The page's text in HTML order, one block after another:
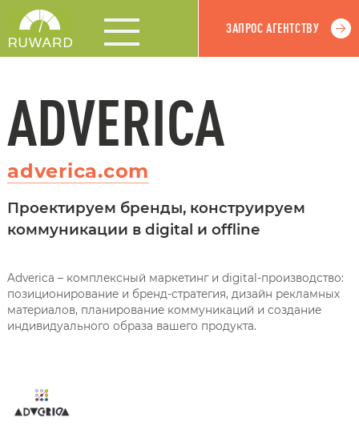
ЗАПРОС АГЕНТСТВУ
ADVERICA
adverica.com
Проектируем бренды, конструируем
коммуникации в digital и offline
Adverica – комплексный маркетинг и digital-производство:
позиционирование и бренд-стратегия, дизайн рекламных
материалов, планирование коммуникаций и создание
индивидуального образа вашего продукта.